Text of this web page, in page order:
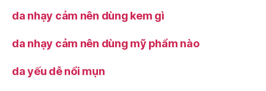
da nhạy cảm nên dùng kem gì
da nhạy cảm nên dùng mỹ phẩm nào
da yếu dễ nổi mụn